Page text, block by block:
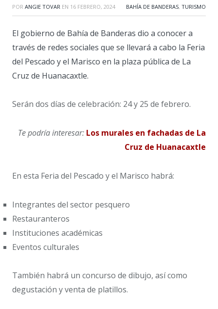
POR ANGIE TOVAR EN 16 FEBRERO, 2024 BAHÍA DE BANDERAS, TURISMO
El gobierno de Bahía de Banderas dio a conocer a
través de redes sociales que se llevará a cabo la Feria
del Pescado y el Marisco en la plaza pública de La
Cruz de Huanacaxtle.
Serán dos días de celebración: 24 y 25 de febrero.
Te podría interesar: Los murales en fachadas de La
Cruz de Huanacaxtle
En esta Feria del Pescado y el Marisco habrá:
Integrantes del sector pesquero
Restauranteros
Instituciones académicas
Eventos culturales
También habrá un concurso de dibujo, así como
degustación y venta de platillos.